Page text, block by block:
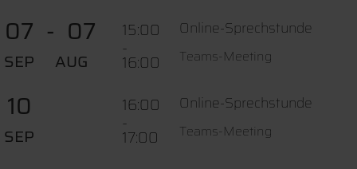
07
SEP
07
AUG
15:00
-
16:00
Online-Sprechstunde
Teams-Meeting
10
SEP
16:00
-
17:00
Online-Sprechstunde
Teams-Meeting